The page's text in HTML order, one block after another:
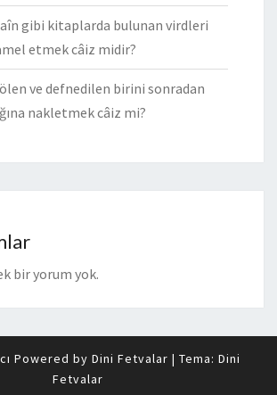
gibi kitaplarda bulunan virdleri
etmek câiz midir?
ve defnedilen birini sonradan
nakletmek câiz mi?
bir yorum yok.
Powered by Dini Fetvalar | Tema: Dini
Fetvalar